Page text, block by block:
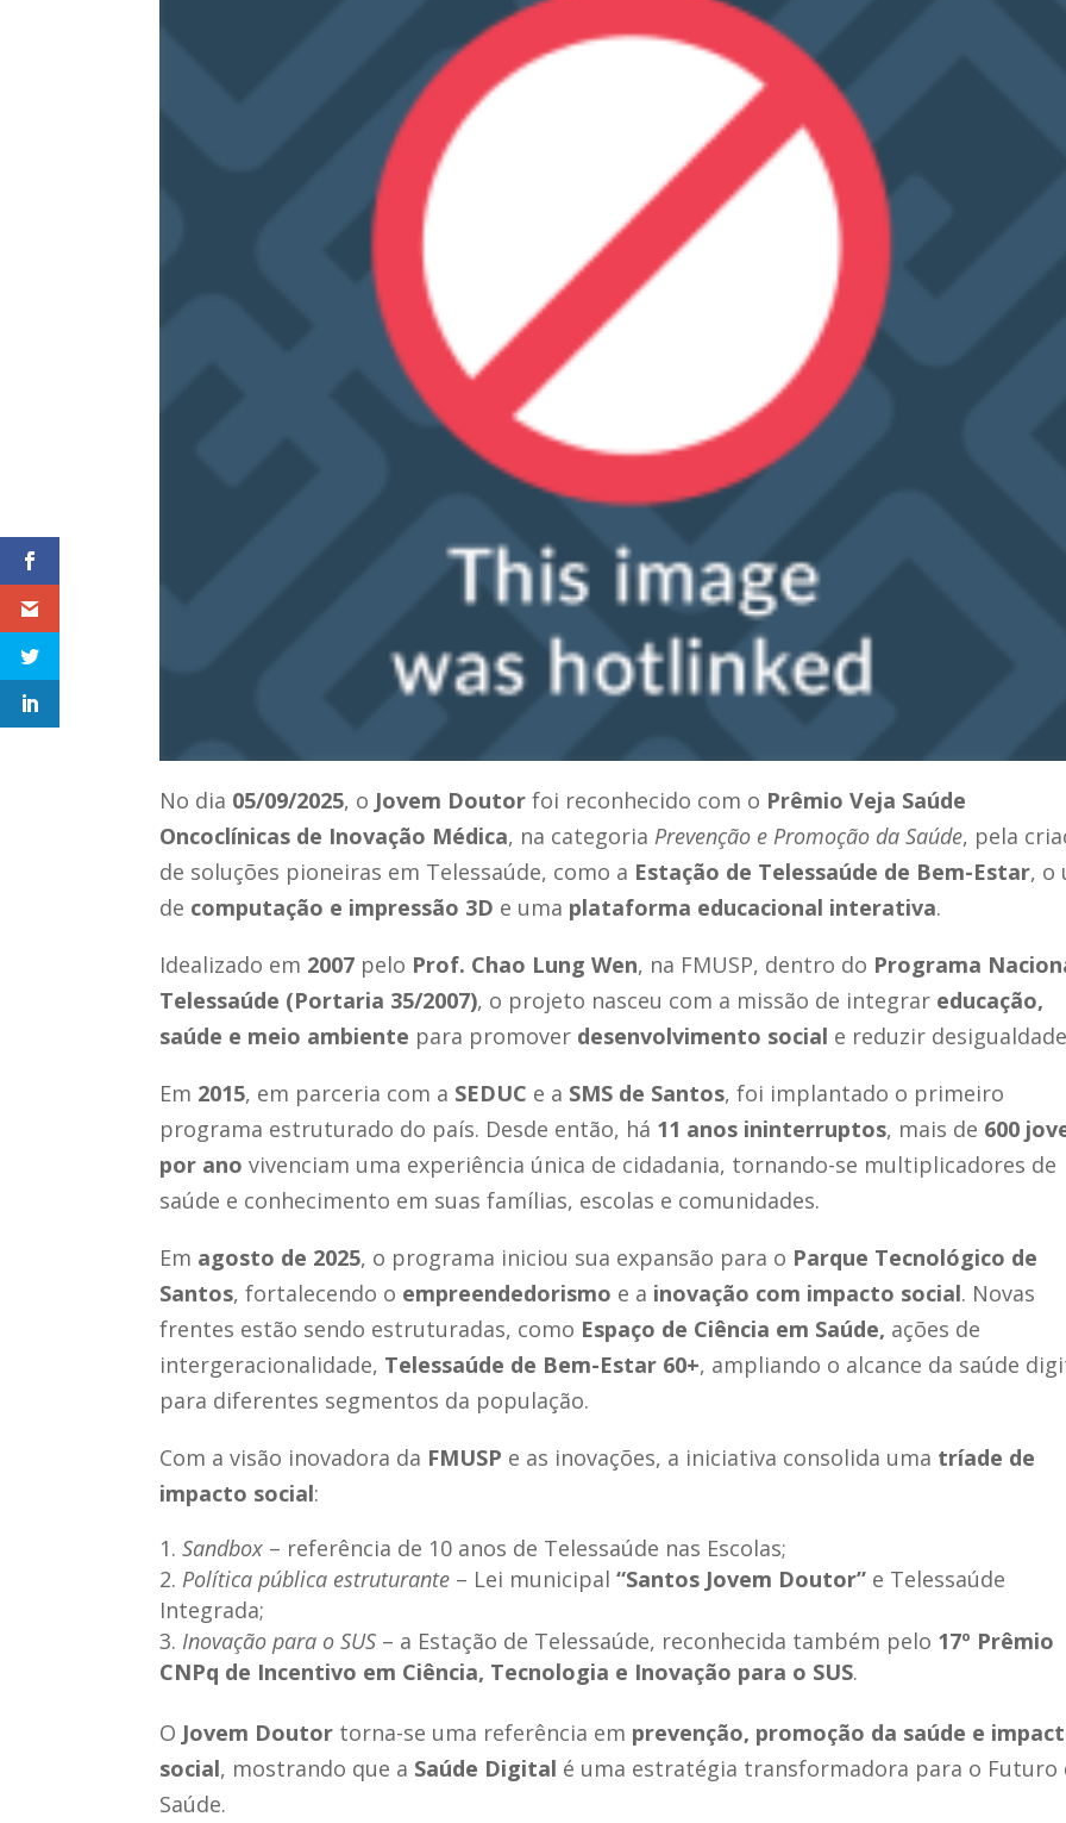
No dia 05/09/2025, o Jovem Doutor foi reconhecido com o Prêmio Veja Saúde
Oncoclínicas de Inovação Médica, na categoria Prevenção e Promoção da Saúde, pela
de soluções pioneiras em Telessaúde, como a Estação de Telessaúde de Bem-Estar, o
de computação e impressão 3D e uma plataforma educacional interativa.
Idealizado em 2007 pelo Prof. Chao Lung Wen, na FMUSP, dentro do Programa
Telessaúde (Portaria 35/2007), o projeto nasceu com a missão de integrar educação,
saúde e meio ambiente para promover desenvolvimento social e reduzir
Em 2015, em parceria com a SEDUC e a SMS de Santos, foi implantado o primeiro
programa estruturado do país. Desde então, há 11 anos ininterruptos, mais de 600
por ano vivenciam uma experiência única de cidadania, tornando-se multiplicadores de
saúde e conhecimento em suas famílias, escolas e comunidades.
Em agosto de 2025, o programa iniciou sua expansão para o Parque Tecnológico de
Santos, fortalecendo o empreendedorismo e a inovação com impacto social. Novas
frentes estão sendo estruturadas, como Espaço de Ciência em Saúde, ações de
intergeracionalidade, Telessaúde de Bem-Estar 60+, ampliando o alcance da saúde
para diferentes segmentos da população.
Com a visão inovadora da FMUSP e as inovações, a iniciativa consolida uma tríade de
impacto social:
Sandbox – referência de 10 anos de Telessaúde nas Escolas;
Política pública estruturante – Lei municipal“Santos Jovem Doutor” e Telessaúde
Integrada;
Inovação para o SUS – a Estação de Telessaúde, reconhecida também pelo 17º Prêmio
CNPq de Incentivo em Ciência, Tecnologia e Inovação para o SUS.
O Jovem Doutor torna-se uma referência em prevenção, promoção da saúde e
social, mostrando que a Saúde Digital é uma estratégia transformadora para o Futuro
Saúde.